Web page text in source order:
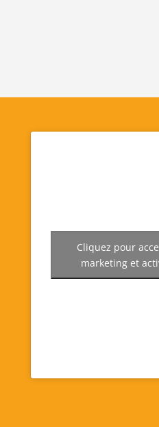
Cliquez pour
marketing et